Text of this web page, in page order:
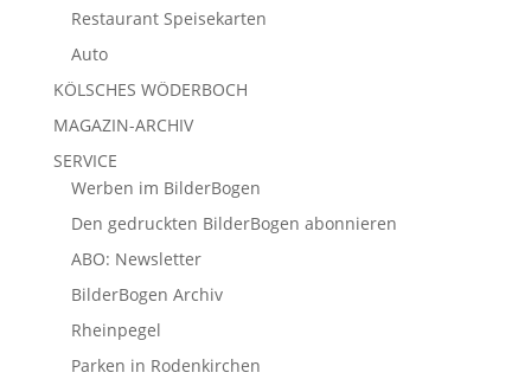
Restaurant Speisekarten
Auto
KÖLSCHES WÖDERBOCH
MAGAZIN-ARCHIV
SERVICE
Werben im BilderBogen
Den gedruckten BilderBogen abonnieren
ABO: Newsletter
BilderBogen Archiv
Rheinpegel
Parken in Rodenkirchen